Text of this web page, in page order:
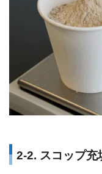
2-2. スコップ充